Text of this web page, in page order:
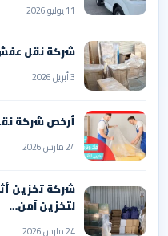
11 يوليو 2026
شركة نقل عفش
3 أبريل 2026
أرخص شركة
24 مارس 2026
شركة تخزين
لتخزين آمن…
24 مارس 2026